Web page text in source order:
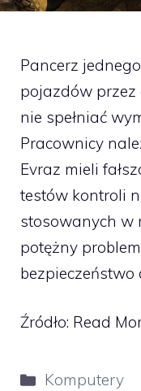
Pancerz
pojazdów przez
nie spełniać
Pracownicy
Evraz mieli
testów kontroli
stosowanych w
potężny
bezpieczeństwo
Źródło: Read
Kategorie
Komputery